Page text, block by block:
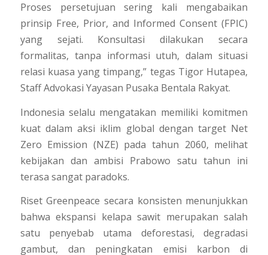
Proses persetujuan sering kali mengabaikan
prinsip Free, Prior, and Informed Consent (FPIC)
yang sejati. Konsultasi dilakukan secara
formalitas, tanpa informasi utuh, dalam situasi
relasi kuasa yang timpang,” tegas Tigor Hutapea,
Staff Advokasi Yayasan Pusaka Bentala Rakyat.
Indonesia selalu mengatakan memiliki komitmen
kuat dalam aksi iklim global dengan target Net
Zero Emission (NZE) pada tahun 2060, melihat
kebijakan dan ambisi Prabowo satu tahun ini
terasa sangat paradoks.
Riset Greenpeace secara konsisten menunjukkan
bahwa ekspansi kelapa sawit merupakan salah
satu penyebab utama deforestasi, degradasi
gambut, dan peningkatan emisi karbon di